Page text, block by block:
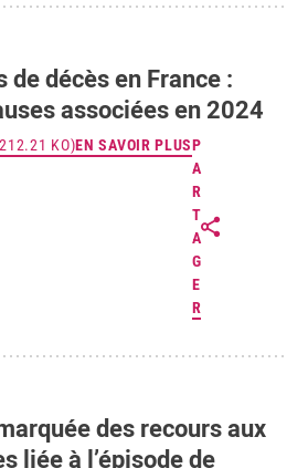
de décès en France :
associées en 2024
KO)EN SAVOIR PLUSP
A
R
T
A
G
E
R
des recours aux
liée à l’épisode de